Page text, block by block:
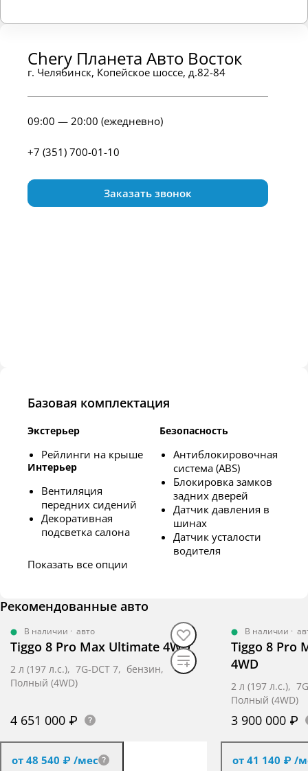
Chery Планета Авто Восток
г. Челябинск, Копейское шоссе, д.82-84
09:00 — 20:00 (ежедневно)
+7 (351) 700-01-10
Заказать звонок
Базовая комплектация
Экстерьер
Рейлинги на крыше
Интерьер
Вентиляция
передних сидений
Декоративная
подсветка салона
Безопасность
Антиблокировочная
система (ABS)
Блокировка замков
задних дверей
Датчик давления в
шинах
Датчик усталости
водителя
Показать все опции
Рекомендованные авто
В наличии · авто
Tiggo 8 Pro Max Ultimate 4WD
2 л (197 л.с.), 7G-DCT 7, бензин,
Полный (4WD)
4 651 000 ₽
от 48 540 ₽ /мес
В наличии ·
Tiggo 8 Pro
4WD
2 л (197 л.с.),
Полный (4WD)
3 900 000 ₽
от 41 140 ₽/